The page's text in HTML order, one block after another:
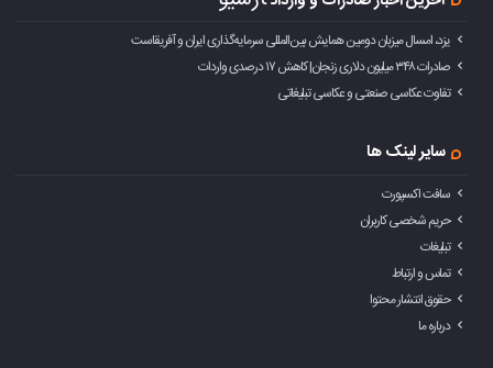
یزد، امسال میزبان دومین همایش بین‌المللی سرمایه‌گذاری ایران و آفریقاست
صادرات ۳۴۸ میلیون دلاری زنجان| ‌کاهش ۱۷ درصدی واردات
تفاوت عکاسی صنعتی و عکاسی تبلیغاتی
سایر لینک ها
سافت اکسپورت
حریم شخصی کاربران
تبلیغات
تماس و ارتباط
حقوق انتشار محتوا
درباره ما